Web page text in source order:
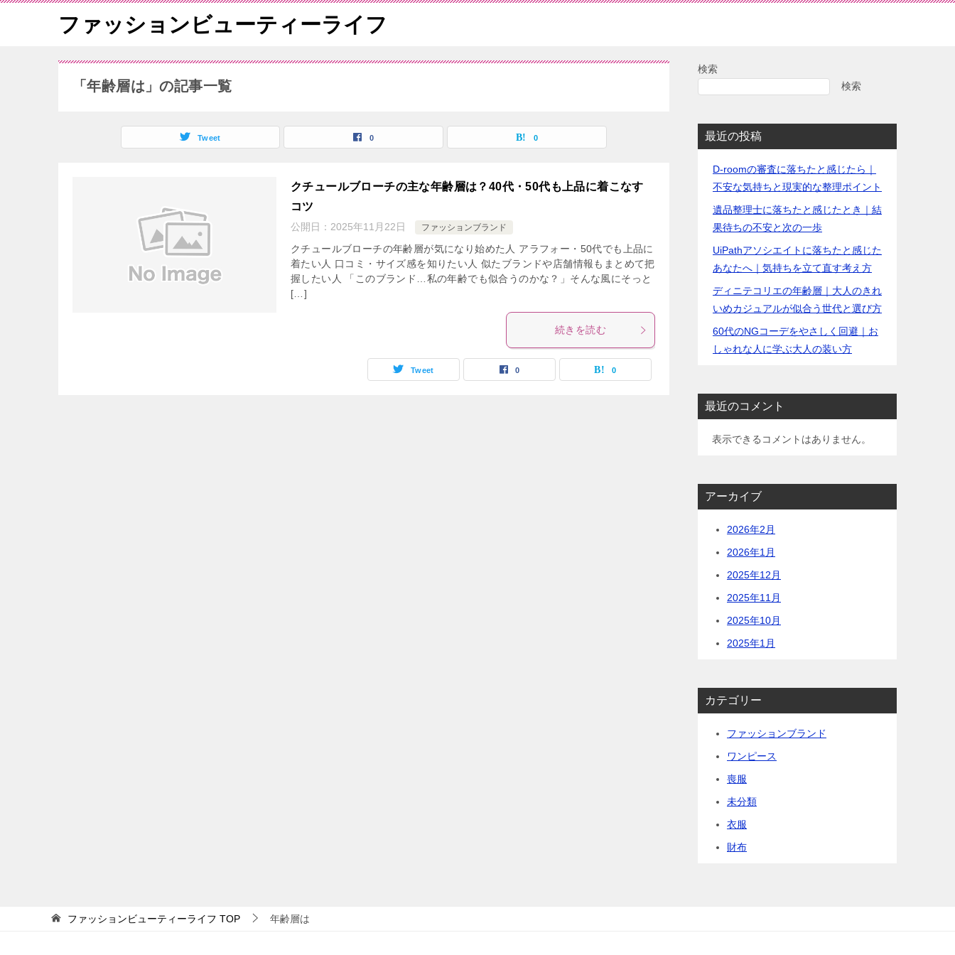
ファッションビューティーライフ
「年齢層は」の記事一覧
Tweet 0 0
クチュールブローチの主な年齢層は？40代・50代も上品に着こなす
コツ
公開日： 2025年11月22日 ファッションブランド
クチュールブローチの年齢層が気になり始めた人 アラフォー・50代でも上品に
着たい人 口コミ・サイズ感を知りたい人 似たブランドや店舗情報もまとめて把
握したい人 「このブランド…私の年齢でも似合うのかな？」そんな風にそっと
[…]
続きを読む
Tweet 0 0
検索
検索
最近の投稿
D-roomの審査に落ちたと感じたら｜
不安な気持ちと現実的な整理ポイント
遺品整理士に落ちたと感じたとき｜結
果待ちの不安と次の一歩
UiPathアソシエイトに落ちたと感じた
あなたへ｜気持ちを立て直す考え方
ディニテコリエの年齢層｜大人のきれ
いめカジュアルが似合う世代と選び方
60代のNGコーデをやさしく回避｜お
しゃれな人に学ぶ大人の装い方
最近のコメント
表示できるコメントはありません。
アーカイブ
2026年2月
2026年1月
2025年12月
2025年11月
2025年10月
2025年1月
カテゴリー
ファッションブランド
ワンピース
喪服
未分類
衣服
財布
ファッションビューティーライフ TOP 年齢層は